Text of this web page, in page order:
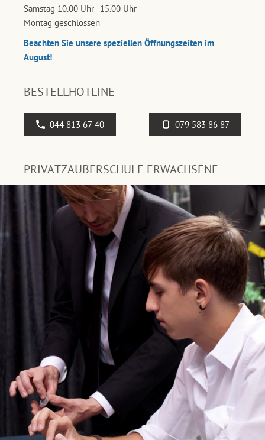
Samstag 10.00 Uhr - 15.00 Uhr
Montag geschlossen
Beachten Sie unsere speziellen Öffnungszeiten im
August!
BESTELLHOTLINE
044 813 67 40 079 583 86 87
PRIVATZAUBERSCHULE ERWACHSENE